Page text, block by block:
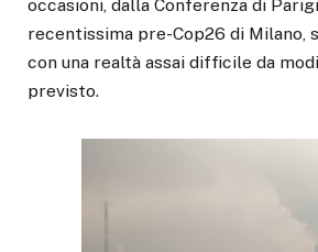
occasioni, dalla Conferenza di
recentissima pre-Cop26 di Milano,
con una realtà assai difficile da
previsto.